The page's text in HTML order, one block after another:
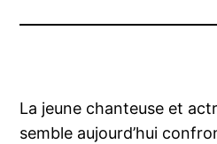
La jeune chanteuse et
semble aujourd’hui